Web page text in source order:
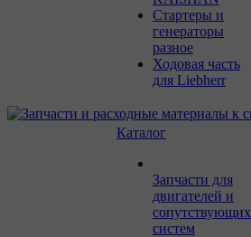
Стартеры и
генераторы
разное
Ходовая часть
для Liebherr
Каталог
Запчасти для
двигателей и
сопутствующих
систем